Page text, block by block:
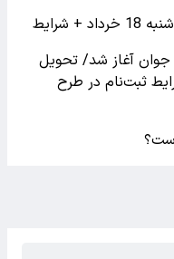
جوان آغاز شد/ تحویل
ثبت‌نام در طرح